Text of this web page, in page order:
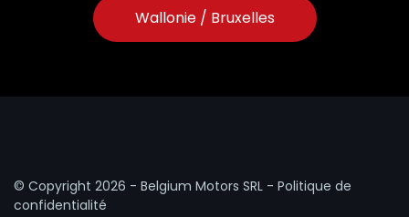
Wallonie / Bruxelles
© Copyright 2026 - Belgium Motors SRL - Politique de
confidentialité